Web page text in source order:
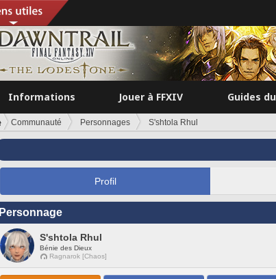
Informations Jouer à FFXIV Guides
Communauté Personnages S'shtola Rhul
Profil
Personnage
S'shtola Rhul
Bénie des Dieux
Ragnarok [Chaos]